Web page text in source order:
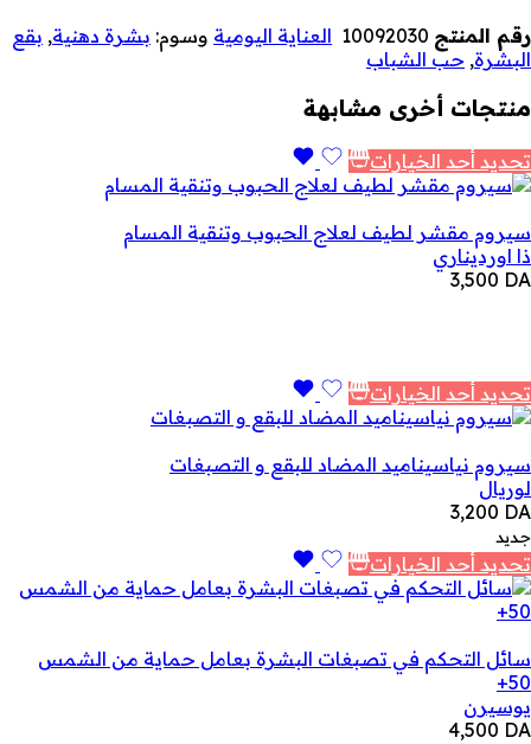
رقم المنتج 10092030 العناية اليومية وسوم: بشرة دهنية, بقع
البشرة, حب الشباب
منتجات أخرى مشابهة
تحديد أحد الخيارات
سيروم مقشر لطيف لعلاج الحبوب وتنقية المسام
ذا اورديناري
3,500 DA
تحديد أحد الخيارات
سيروم نياسيناميد المضاد للبقع و التصبغات
لوريال
3,200 DA
جديد
تحديد أحد الخيارات
سائل التحكم في تصبغات البشرة بعامل حماية من الشمس
50+
يوسيرن
4,500 DA